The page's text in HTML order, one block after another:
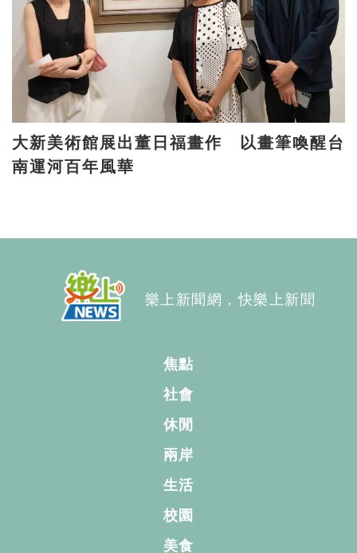
大新美術館展出董日福畫作 以畫筆喚醒台
南運河百年風華
樂上新聞網，快樂上新聞
焦點
社會
休閒
兩岸
生活
校園
美食